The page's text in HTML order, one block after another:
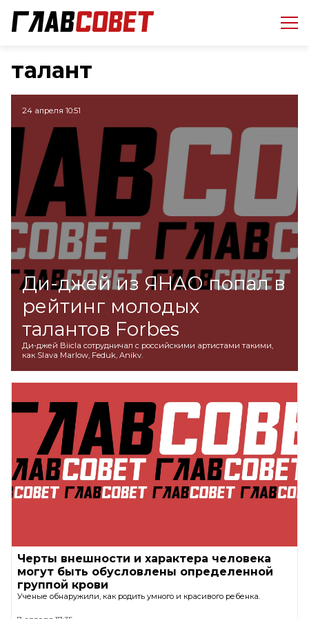
талант
24 апреля 10:51
Ди-джей из ЯНАО попал в
рейтинг молодых
талантов Forbes
Ди-джей Biicla сотрудничал с российскими артистами такими,
как Slava Marlow, Feduk, Anikv.
Черты внешности и характера человека
могут быть обусловлены определенной
группой крови
Ученые обнаружили, как родить умного и красивого ребенка.